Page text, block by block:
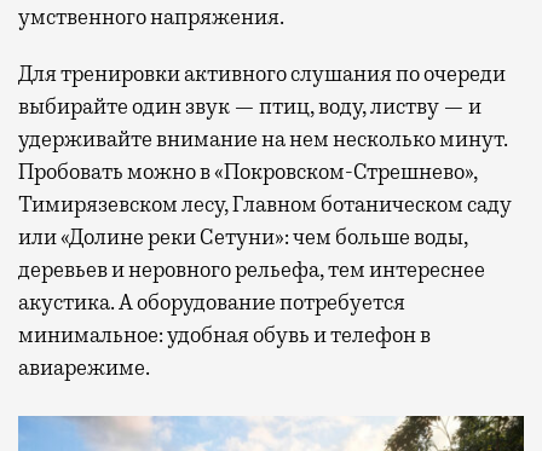
умственного напряжения.
Для тренировки активного слушания по очереди
выбирайте один звук — птиц, воду, листву — и
удерживайте внимание на нем несколько минут.
Пробовать можно в «Покровском-Стрешнево»,
Тимирязевском лесу, Главном ботаническом саду
или «Долине реки Сетуни»: чем больше воды,
деревьев и неровного рельефа, тем интереснее
акустика. А оборудование потребуется
минимальное: удобная обувь и телефон в
авиарежиме.